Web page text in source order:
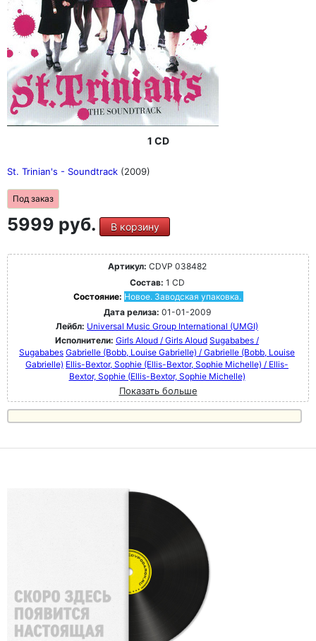
1 CD
St. Trinian's - Soundtrack (2009)
Под заказ
5999 руб. В корзину
Артикул: CDVP 038482
Состав: 1 CD
Состояние: Новое. Заводская упаковка.
Дата релиза: 01-01-2009
Лейбл: Universal Music Group International (UMGI)
Исполнители: Girls Aloud / Girls Aloud Sugababes /
Sugababes Gabrielle (Bobb, Louise Gabrielle) / Gabrielle (Bobb, Louise
Gabrielle) Ellis-Bextor, Sophie (Ellis-Bextor, Sophie Michelle) / Ellis-
Bextor, Sophie (Ellis-Bextor, Sophie Michelle)
Показать больше